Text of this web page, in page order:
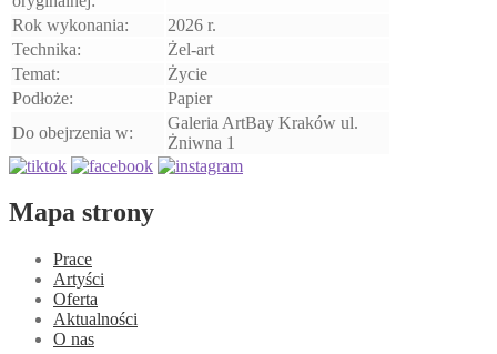
Rok wykonania:
2026 r.
Technika:
Żel-art
Temat:
Życie
Podłoże:
Papier
Do obejrzenia w:
Galeria ArtBay Kraków ul.
Żniwna 1
Mapa strony
Prace
Artyści
Oferta
Aktualności
O nas